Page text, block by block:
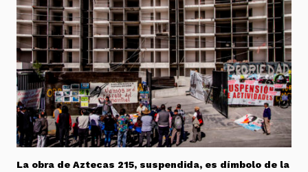
La obra de Aztecas 215, suspendida, es dímbolo de la